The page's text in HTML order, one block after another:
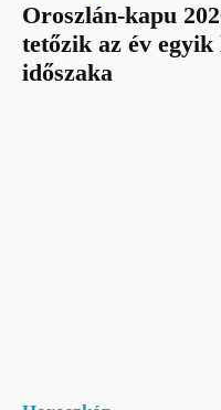
Oroszlán-kapu
tetőzik az év
időszaka